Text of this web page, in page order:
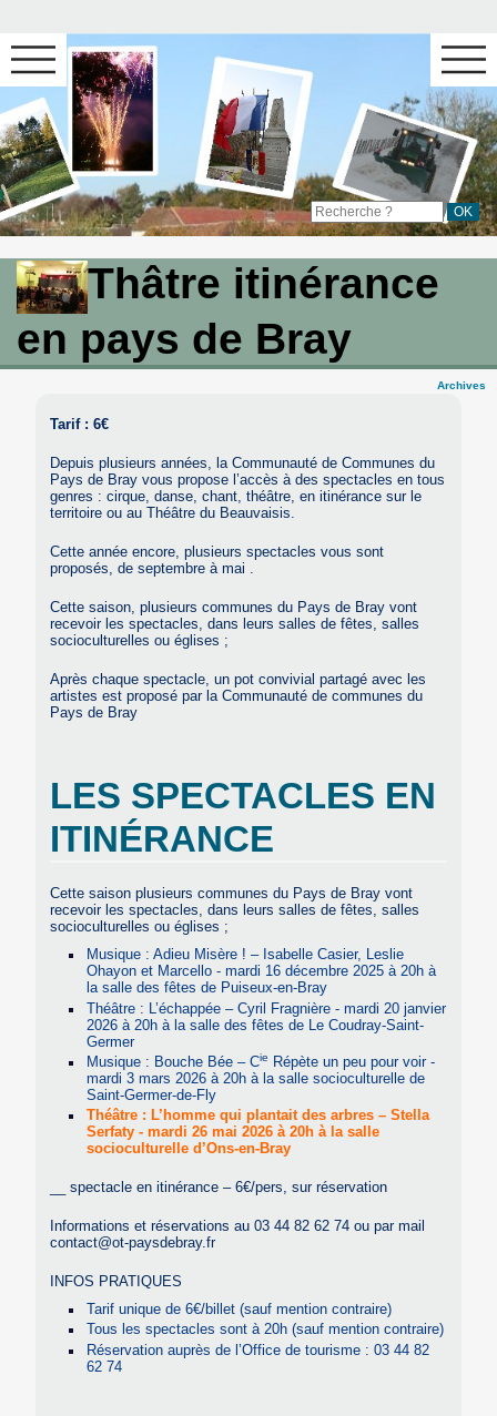
Thâtre itinérance
en pays de Bray
Archives
Tarif : 6€
Depuis plusieurs années, la Communauté de Communes du
Pays de Bray vous propose l’accès à des spectacles en tous
genres : cirque, danse, chant, théâtre, en itinérance sur le
territoire ou au Théâtre du Beauvaisis.
Cette année encore, plusieurs spectacles vous sont
proposés, de septembre à mai .
Cette saison, plusieurs communes du Pays de Bray vont
recevoir les spectacles, dans leurs salles de fêtes, salles
socioculturelles ou églises ;
Après chaque spectacle, un pot convivial partagé avec les
artistes est proposé par la Communauté de communes du
Pays de Bray
LES SPECTACLES EN
ITINÉRANCE
Cette saison plusieurs communes du Pays de Bray vont
recevoir les spectacles, dans leurs salles de fêtes, salles
socioculturelles ou églises ;
Musique : Adieu Misère ! – Isabelle Casier, Leslie
Ohayon et Marcello - mardi 16 décembre 2025 à 20h à
la salle des fêtes de Puiseux-en-Bray
Théâtre : L’échappée – Cyril Fragnière - mardi 20 janvier
2026 à 20h à la salle des fêtes de Le Coudray-Saint-
Germer
Musique : Bouche Bée – Cie
Répète un peu pour voir -
mardi 3 mars 2026 à 20h à la salle socioculturelle de
Saint-Germer-de-Fly
Théâtre : L’homme qui plantait des arbres – Stella
Serfaty - mardi 26 mai 2026 à 20h à la salle
socioculturelle d’Ons-en-Bray
__ spectacle en itinérance – 6€/pers, sur réservation
Informations et réservations au 03 44 82 62 74 ou par mail
contact@ot-paysdebray.fr
INFOS PRATIQUES
Tarif unique de 6€/billet (sauf mention contraire)
Tous les spectacles sont à 20h (sauf mention contraire)
Réservation auprès de l’Office de tourisme : 03 44 82
62 74